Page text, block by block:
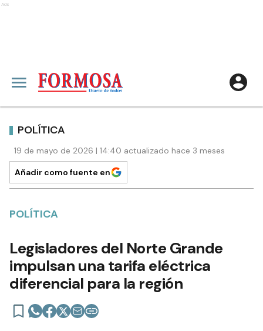
Ads
POLÍTICA
19 de mayo de 2026 | 14:40 actualizado hace 3 meses
Añadir como fuente en
POLÍTICA
Legisladores del Norte Grande
impulsan una tarifa eléctrica
diferencial para la región